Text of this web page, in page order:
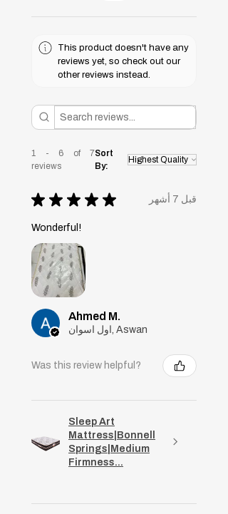
This product doesn't have any
reviews yet, so check out our
other reviews instead.
1 - 6 of 7
reviews
Sort
By:
★ ★ ★ ★ ★ قبل 7 أشهر
Wonderful!
Ahmed M.
اول اسوان, Aswan
Was this review helpful?
Sleep Art
Mattress|Bonnell
Springs|Medium
Firmness...